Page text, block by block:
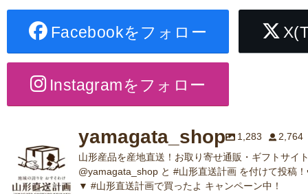
Facebookをフォロー
Instagramをフォロー
yamagata_shop 1,283
2,764
山形産品を産地直送！お取り寄せ通販・ギフトサイ
@yamagata_shop と #山形直送計画 を付けて投稿
▼ #山形直送計画で買ったよ キャンペーン中！